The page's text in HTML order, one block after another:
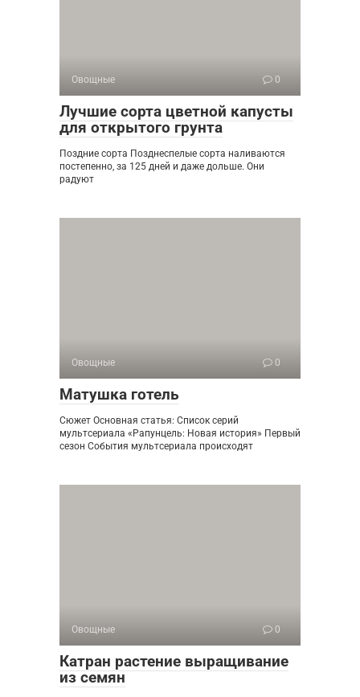
Овощные 0
Лучшие сорта цветной капусты
для открытого грунта
Поздние сорта Позднеспелые сорта наливаются
постепенно, за 125 дней и даже дольше. Они
радуют
Овощные 0
Матушка готель
Сюжет Основная статья: Список серий
мультсериала «Рапунцель: Новая история» Первый
сезон События мультсериала происходят
Овощные 0
Катран растение выращивание
из семян